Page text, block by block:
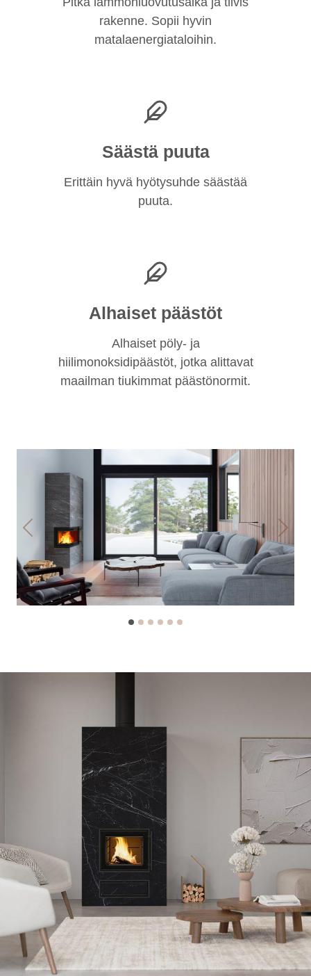
rakenne. Sopii hyvin
matalaenergiataloihin.
Säästä puuta
Erittäin hyvä hyötysuhde säästää
puuta.
Alhaiset päästöt
Alhaiset pöly- ja
hiilimonoksidipäästöt, jotka alittavat
maailman tiukimmat päästönormit.
Previous Next